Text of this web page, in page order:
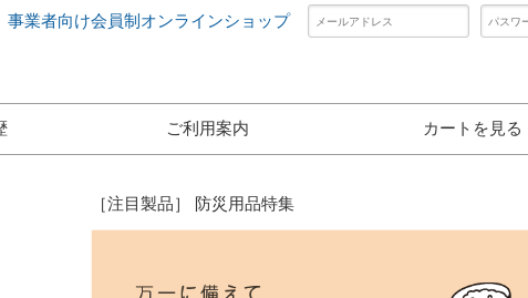
事業者向け会員制オンラインショップ
ご利用案内 カートを見る
［注目製品］ 防災用品特集